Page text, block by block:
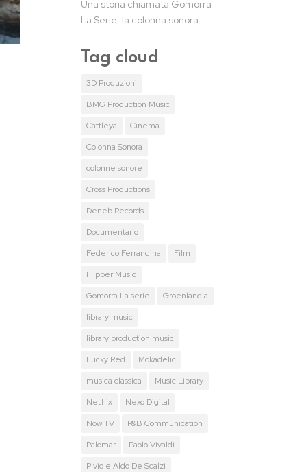
Una storia chiamata Gomorra
La Serie: la colonna sonora
Tag cloud
3D Produzioni
BMG Production Music
Cattleya
Cinema
Colonna Sonora
colonne sonore
Cross Productions
Deneb Records
Documentario
Federico Ferrandina
Film
Flipper Music
Gomorra La serie
Groenlandia
library music
library production music
Lucky Red
Mokadelic
musica classica
Music Library
Netflix
Nexo Digital
Now TV
P&B Communication
Palomar
Paolo Vivaldi
Pivio e Aldo De Scalzi